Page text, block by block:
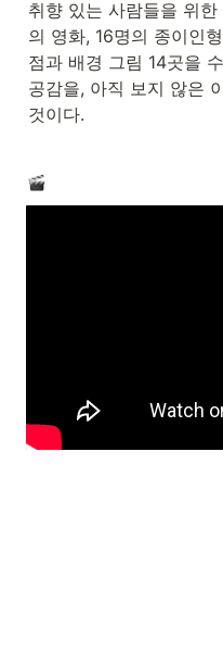
취향 있는 사람들을 위
의 영화, 16명의 종이인
점과 배경 그림 14곳을
공감을, 아직 보지 않은
것이다.